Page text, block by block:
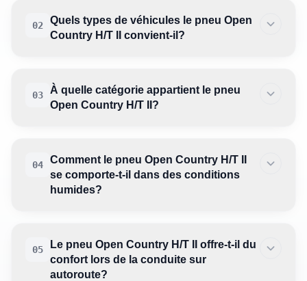
02
Quels types de véhicules le pneu Open
Country H/T II convient-il?
03
À quelle catégorie appartient le pneu
Open Country H/T II?
04
Comment le pneu Open Country H/T II
se comporte-t-il dans des conditions
humides?
05
Le pneu Open Country H/T II offre-t-il du
confort lors de la conduite sur
autoroute?